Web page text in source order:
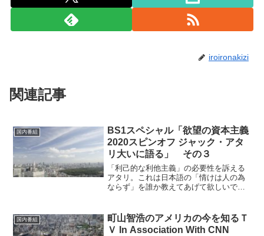
iroironakizi
関連記事
国内番組
BS1スペシャル「欲望の資本主義
2020スピンオフ ジャック・アタ
リ大いに語る」 その３
「利己的な利他主義」の必要性を訴える
アタリ。これは日本語の「情けは人の為
ならず」を誰か教えてあげて欲しいです
い。これが「利己的な利他主義」だとの
こと。しかしパン屋さんがお...
国内番組
町山智浩のアメリカの今を知るＴ
Ｖ In Association With CNN